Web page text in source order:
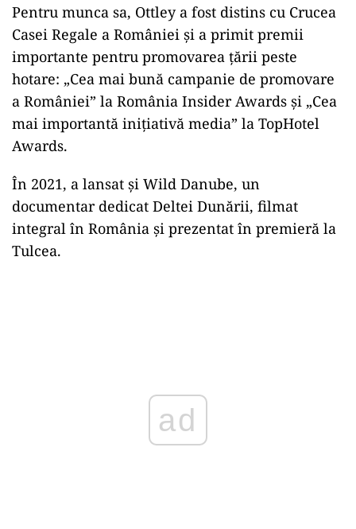
Pentru munca sa, Ottley a fost distins cu Crucea
Casei Regale a României și a primit premii
importante pentru promovarea țării peste
hotare: „Cea mai bună campanie de promovare
a României” la România Insider Awards și „Cea
mai importantă inițiativă media” la TopHotel
Awards.
În 2021, a lansat și Wild Danube, un
documentar dedicat Deltei Dunării, filmat
integral în România și prezentat în premieră la
Tulcea.
ad